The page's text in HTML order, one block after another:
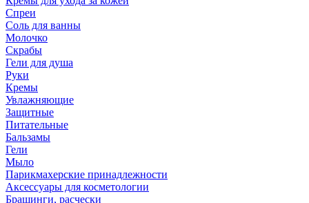
Спреи
Соль для ванны
Молочко
Скрабы
Гели для душа
Руки
Кремы
Увлажняющие
Защитные
Питательные
Бальзамы
Гели
Мыло
Парикмахерские принадлежности
Аксессуары для косметологии
Брашинги, расчески